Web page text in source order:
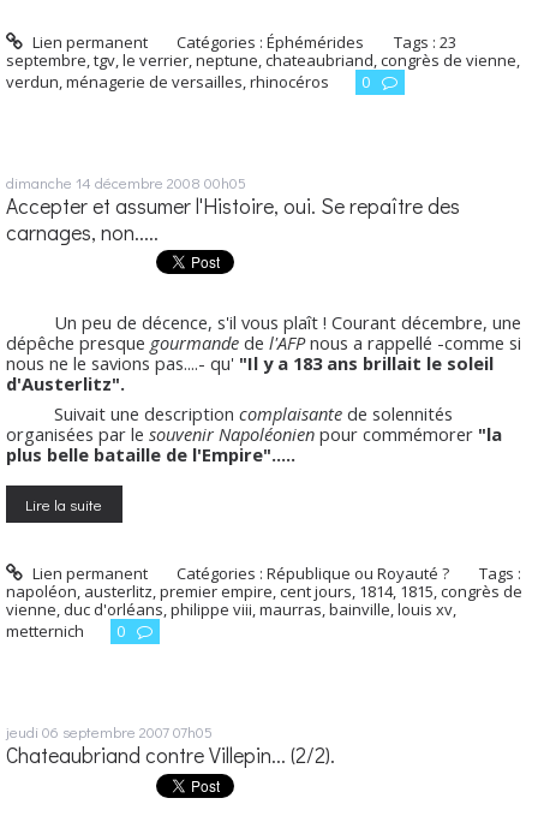
Lien permanent Catégories :Éphémérides Tags :23
septembre tgv le verrier neptune chateaubriand congrès de vienne
verdun ménagerie de versailles rhinocéros 0
dimanche 14 décembre 2008 00h05
Accepter et assumer l'Histoire, oui. Se repaître des
carnages, non.....
Un peu de décence, s'il vous plaît ! Courant décembre, une
dépêche presque gourmande de l'AFPnous a rappellé -comme si
nous ne le savions pas....- qu' "Il y a 183 ans brillait le soleil
d'Austerlitz".
Suivait une description complaisante de solennités
organisées par le souvenir Napoléonien pour commémorer "la
plus belle bataille de l'Empire".....
Lire la suite
Lien permanent Catégories :République ou Royauté ?
Tags :
napoléon, austerlitz,premier empire,cent jours, 1814, 1815,congrès de
vienne, duc d'orléans,philippe viii,maurras,bainville,louis xv,
metternich
0
jeudi 06 septembre 200707h05
Chateaubriand contre Villepin... (2/2).